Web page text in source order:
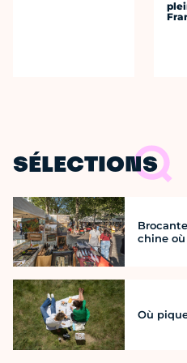
SÉLECTIONS
chine
Où